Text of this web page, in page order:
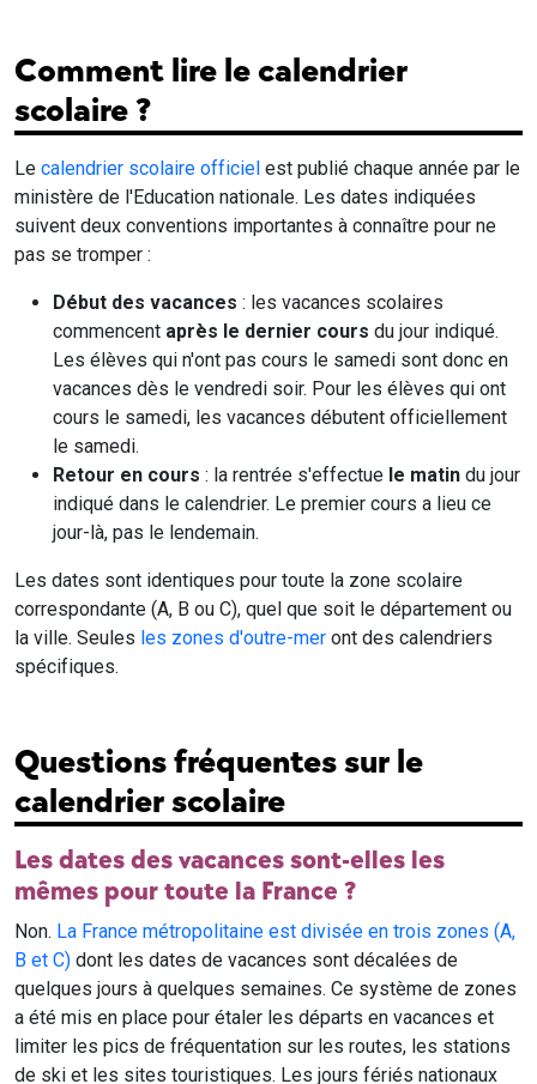
Comment lire le calendrier
scolaire ?
Le calendrier scolaire officiel est publié chaque année par le
ministère de l'Education nationale. Les dates indiquées
suivent deux conventions importantes à connaître pour ne
pas se tromper :
Début des vacances : les vacances scolaires
commencent après le dernier cours du jour indiqué.
Les élèves qui n'ont pas cours le samedi sont donc en
vacances dès le vendredi soir. Pour les élèves qui ont
cours le samedi, les vacances débutent officiellement
le samedi.
Retour en cours : la rentrée s'effectue le matin du jour
indiqué dans le calendrier. Le premier cours a lieu ce
jour-là, pas le lendemain.
Les dates sont identiques pour toute la zone scolaire
correspondante (A, B ou C), quel que soit le département ou
la ville. Seules les zones d'outre-mer ont des calendriers
spécifiques.
Questions fréquentes sur le
calendrier scolaire
Les dates des vacances sont-elles les
mêmes pour toute la France ?
Non. La France métropolitaine est divisée en trois zones (A,
B et C) dont les dates de vacances sont décalées de
quelques jours à quelques semaines. Ce système de zones
a été mis en place pour étaler les départs en vacances et
limiter les pics de fréquentation sur les routes, les stations
de ski et les sites touristiques. Les jours fériés nationaux